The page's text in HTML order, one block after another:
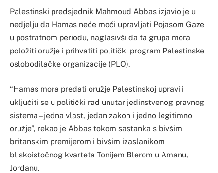
Palestinski predsjednik Mahmoud Abbas izjavio je u
nedjelju da Hamas neće moći upravljati Pojasom Gaze
u postratnom periodu, naglasivši da ta grupa mora
položiti oružje i prihvatiti politički program Palestinske
oslobodilačke organizacije (PLO).
“Hamas mora predati oružje Palestinskoj upravi i
uključiti se u politički rad unutar jedinstvenog pravnog
sistema – jedna vlast, jedan zakon i jedno legitimno
oružje”, rekao je Abbas tokom sastanka s bivšim
britanskim premijerom i bivšim izaslanikom
bliskoistočnog kvarteta Tonijem Blerom u Amanu,
Jordanu.